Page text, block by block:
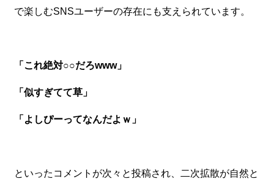
で楽しむSNSユーザーの存在にも支えられています。
「これ絶対○○だろwww」
「似すぎてて草」
「よしぴーってなんだよｗ」
といったコメントが次々と投稿され、二次拡散が自然と